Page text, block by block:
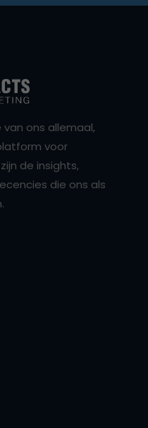
ons allemaal,
voor
de insights,
die ons als